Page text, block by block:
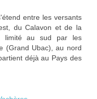
entre les versants
du Calavon et de la
limité au sud par les
(Grand Ubac), au nord
déjà au Pays des